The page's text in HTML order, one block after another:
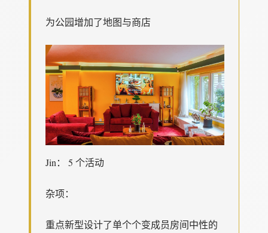
为公园增加了地图与商店
Jin： 5 个活动
杂项：
重点新型设计了单个个变成员房间中性的